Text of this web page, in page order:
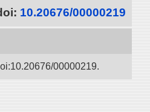
10.20676/00000219
00000219.